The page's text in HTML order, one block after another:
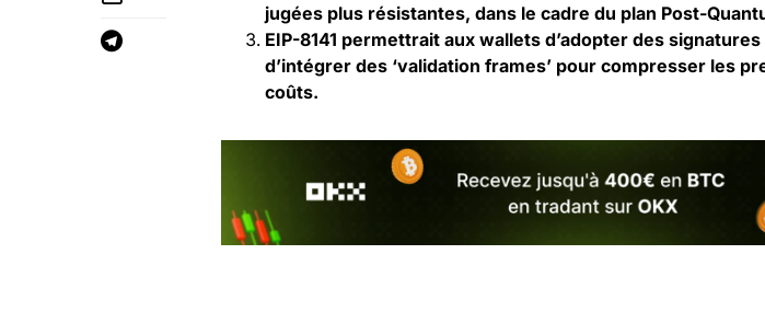
jugées plus résistantes, dans le cadre du plan Post-
EIP-8141 permettrait aux wallets d’adopter des
d’intégrer des ‘validation frames’ pour compresser les
coûts.